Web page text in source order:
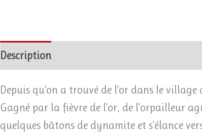
Description
Depuis qu’on a trouvé de l’or dans le
Gagné par la fièvre de l’or, de l’orpailleur
quelques bâtons de dynamite et s’élance